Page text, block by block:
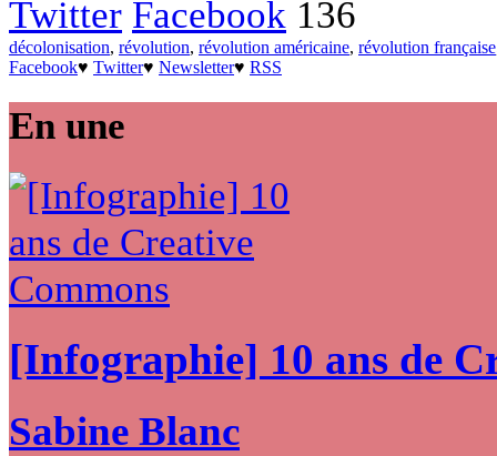
Twitter Facebook 136
décolonisation, révolution, révolution américaine, révolution française
Facebook♥ Twitter♥ Newsletter♥ RSS
En une
[Infographie] 10 ans de
Sabine Blanc